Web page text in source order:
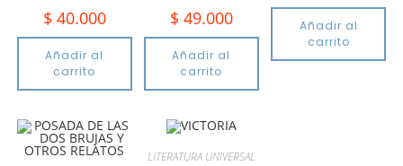
$ 40.000
Añadir al
carrito
$ 49.000
Añadir al
carrito
Añadir al
carrito
LITERATURA UNIVERSAL